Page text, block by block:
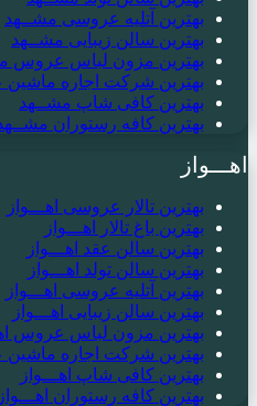
بهترین آتلیه عروسی مشــهد
بهترین سالن زیبایی مشــهد
بهترین مزون لباس عروس
بهترین شرکت اجاره
بهترین کافی شاپ مشــهد
بهترین کافه رستوران
اهـــواز
بهترین تالار عروسی اهـــواز
بهترین باغ تالار اهـــواز
بهترین سالن عقد اهـــواز
بهترین سالن تولد اهـــواز
بهترین آتلیه عروسی اهـــواز
بهترین سالن زیبایی اهـــواز
بهترین مزون لباس عروس
بهترین شرکت اجاره ماشین
بهترین کافی شاپ اهـــواز
بهترین کافه رستوران اهـــواز